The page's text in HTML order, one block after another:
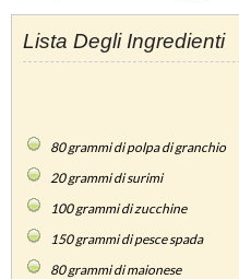
Lista Degli Ingredienti
80grammi di polpa di granchio
20grammi di surimi
100grammi di zucchine
150grammi di pesce spada
80grammi di maionese